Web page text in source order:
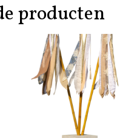
producten